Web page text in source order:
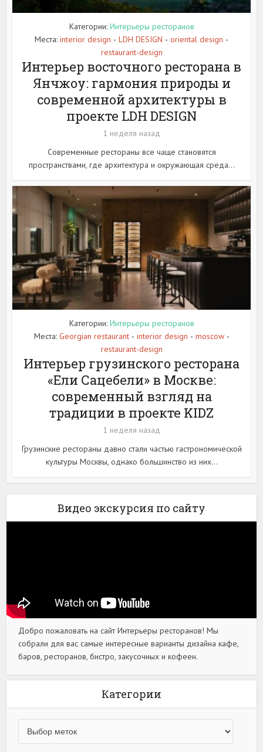
Категории: Интерьеры ресторанов
Места: interior design • LDH DESIGN • oriental design •
restaurant-design
Интерьер восточного ресторана в
Янчжоу: гармония природы и
современной архитектуры в
проекте LDH DESIGN
1 неделя назад
Современные рестораны все чаще становятся
пространствами, где архитектура и окружающая среда...
Категории: Интерьеры ресторанов
Места: Georgian restaurant • interior design • moscow •
restaurant-design
Интерьер грузинского ресторана
«Ели Сацебели» в Москве:
современный взгляд на
традиции в проекте KIDZ
1 неделя назад
Грузинские рестораны давно стали частью гастрономической
культуры Москвы, однако большинство из них...
Видео экскурсия по сайту
Добро пожаловать на сайт Интерьеры ресторанов! Мы
собрали для вас самые интересные варианты дизайна кафе,
баров, ресторанов, бистро, закусочных и кофеен.
Категории